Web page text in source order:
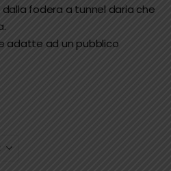
fodera a tunnel daria che
adatte ad un pubblico